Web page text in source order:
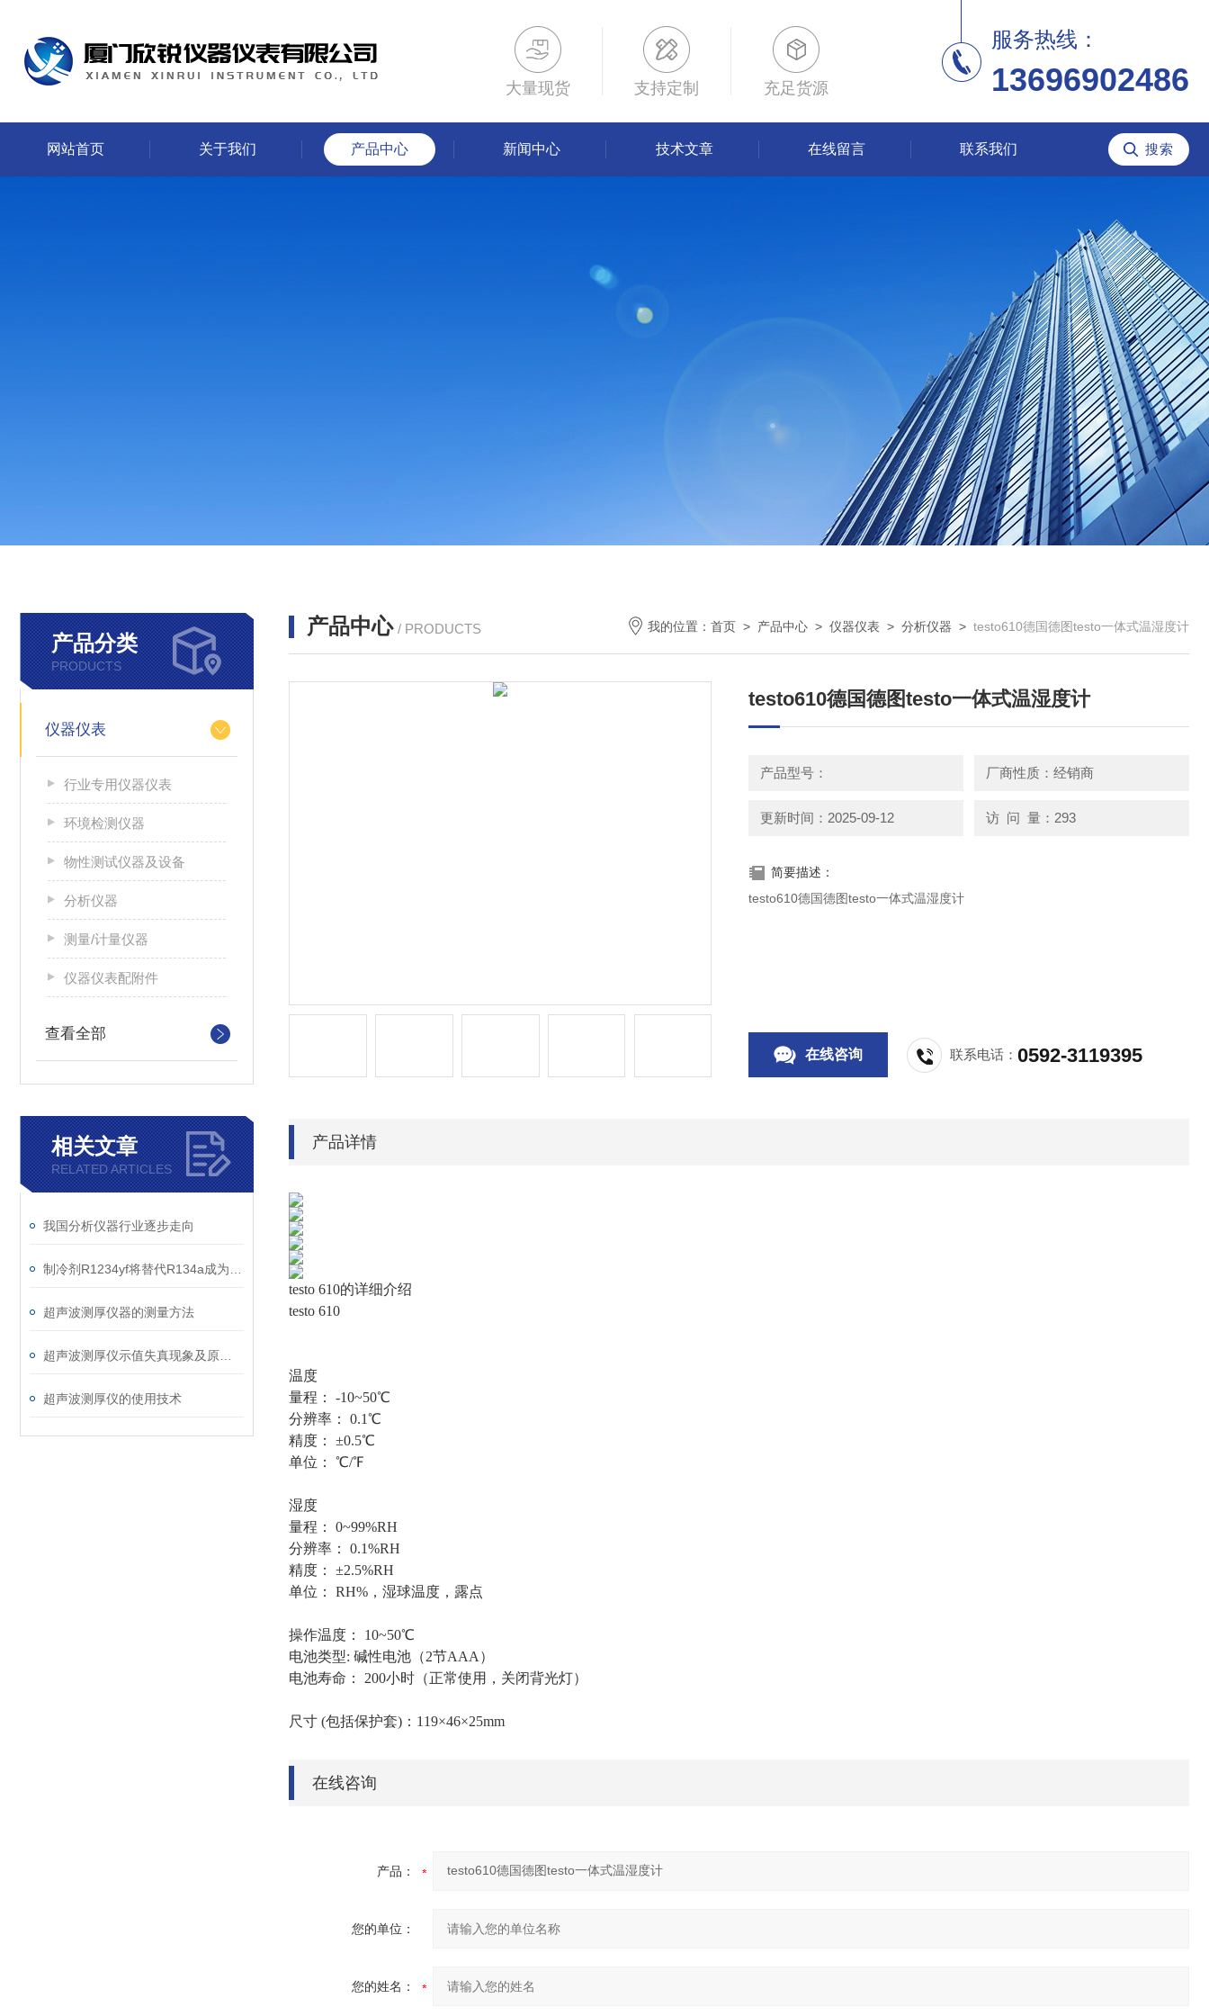
大量现货 支持定制 充足货源
服务热线：
13696902486
网站首页 关于我们 产品中心 新闻中心 技术文章 在线留言 联系我们
产品分类
PRODUCTS
仪器仪表
行业专用仪器仪表
环境检测仪器
物性测试仪器及设备
分析仪器
测量/计量仪器
仪器仪表配附件
查看全部
相关文章
RELATED ARTICLES
我国分析仪器行业逐步走向
超声波测厚仪器的测量方法
超声波测厚仪的使用技术
产品中心 / PRODUCTS 我的位置： 首页 > 产品中心 > 仪器仪表 > 分析仪器 > testo610德国德图testo一体式温湿度计
testo610德国德图testo一体式温湿度计
产品型号： 厂商性质：经销商
更新时间：2025-09-12 访 问 量：293
简要描述：
testo610德国德图testo一体式温湿度计
在线咨询 联系电话：0592-3119395
产品详情
testo 610的详细介绍
testo 610
温度
量程： -10~50℃
分辨率： 0.1℃
精度： ±0.5℃
单位： ℃/℉
湿度
量程： 0~99%RH
分辨率： 0.1%RH
精度： ±2.5%RH
单位： RH%，湿球温度，露点
操作温度： 10~50℃
电池类型: 碱性电池（2节AAA）
电池寿命： 200小时（正常使用，关闭背光灯）
尺寸 (包括保护套)：119×46×25mm
在线咨询
产品：
您的单位：
您的姓名：